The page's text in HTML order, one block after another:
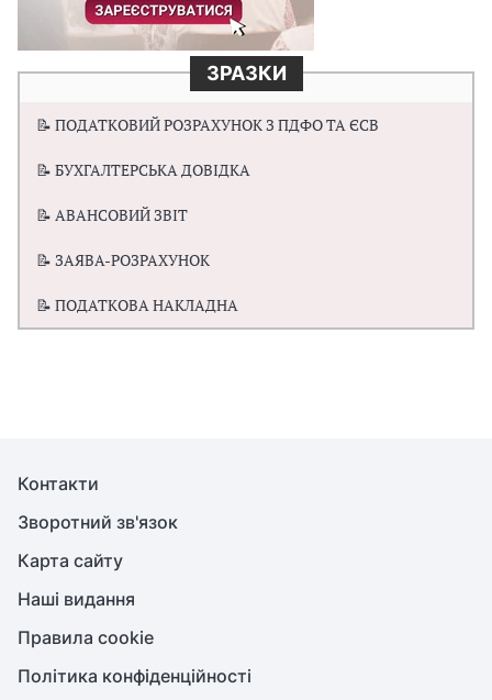
ЗРАЗКИ
📝 ПОДАТКОВИЙ РОЗРАХУНОК З ПДФО ТА ЄСВ
📝 БУХГАЛТЕРСЬКА ДОВІДКА
📝 АВАНСОВИЙ ЗВІТ
📝 ЗАЯВА-РОЗРАХУНОК
📝 ПОДАТКОВА НАКЛАДНА
Контакти
Зворотний зв'язок
Карта сайту
Наші видання
Правила cookie
Політика конфіденційності